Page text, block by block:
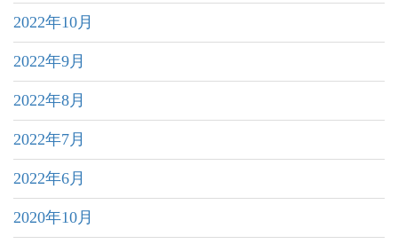
2022年10月
2022年9月
2022年8月
2022年7月
2022年6月
2020年10月